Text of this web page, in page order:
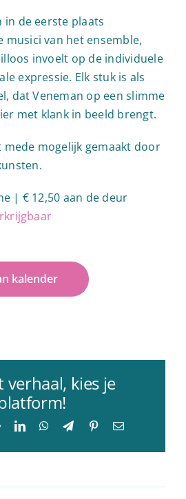
in de eerste plaats
musici van het ensemble,
invoelt op de individuele
expressie. Elk stuk is als
dat Veneman op een slimme
met klank in beeld brengt.
mogelijk gemaakt door
| € 12,50 aan de deur
kalender
verhaal, kies je
RedditLinkedInWhatsApp
TelegramPinterest
E-